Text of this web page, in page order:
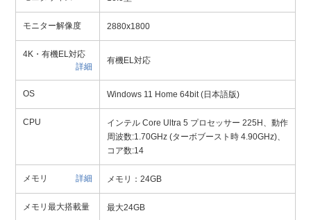
モニター解像度 2880x1800
4K・有機EL対応
詳細
有機EL対応
OS Windows 11 Home 64bit (日本語版)
CPU
インテル Core Ultra 5 プロセッサー 225H、動作
周波数:1.70GHz (ターボブースト時 4.90GHz)、
コア数:14
メモリ 詳細 メモリ：24GB
メモリ最大搭載量 最大24GB